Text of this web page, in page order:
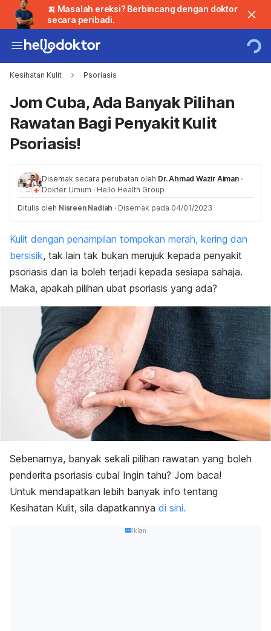
🍌 Masalah ereksi? Berbincang dengan doktor
secara peribadi.
Kesihatan Kulit Psoriasis
Jom Cuba, Ada Banyak Pilihan
Rawatan Bagi Penyakit Kulit
Psoriasis!
Disemak secara perubatan oleh Dr. Ahmad Wazir Aiman ·
Dokter Umum · Hello Health Group
Ditulis oleh Nisreen Nadiah · Disemak pada 04/01/2023
Kulit dengan penampilan tompokan merah, kering dan
bersisik, tak lain tak bukan merujuk kepada penyakit
psoriasis dan ia boleh terjadi kepada sesiapa sahaja.
Maka, apakah pilihan ubat psoriasis yang ada?
Sebenarnya, banyak sekali pilihan rawatan yang boleh
penderita psoriasis cuba! Ingin tahu? Jom baca!
Untuk mendapatkan lebih banyak info tentang
Kesihatan Kulit, sila dapatkannya di sini.
Iklan